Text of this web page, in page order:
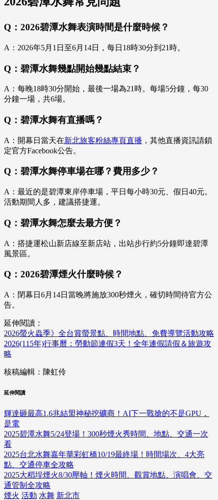
Q：2026碧潭水舞表演時間是什麼時候？
A：2026年5月1日至6月14日，每日18時30分到21時。
Q：碧潭水舞幾點開始幾點結束？
A：每晚18時30分開始，最後一場為21時。每場5分鐘，每30
分鐘一場，共6場。
Q：碧潭水舞有直播嗎？
A：開幕日當天在新北旅客粉絲專頁直播 ，其他直播資訊請鎖
定官方Facebook公告。
Q：碧潭水舞停車場在哪？費用多少？
A：最近的是碧潭東岸停車場，平日每小時30元、假日40元。
活動期間人多，建議搭捷運。
Q：碧潭水舞怎麼去最方便？
A：搭捷運松山新店線至新店站，出站步行約5分鐘即達碧潭
風景區。
Q：2026碧潭煙火什麼時候？
A：閉幕日6月14日當晚將施放300秒煙火，確切時間待官方公
告。
延伸閱讀：
2026螢火蟲季》全台賞螢景點、時間地點、免費導覽活動攻略
2026(115年)行事曆：勞動節連假3天！全年連假請假＆旅遊攻
略
核稿編輯：陳虹伶
延伸閱讀
輝達砸最高1.6兆結盟神秘挖礦商！AI下一戰搶的不是GPU，
是電
2025碧潭水舞5/24登場！300秒煙火秀時間、地點、交通一次
看
2025台北水舞嘉年華彩虹橋10/19最終場！時間場次、4大亮
點、交通停車全攻略
2025大稻埕煙火8/30壓軸！煙火時間、觀賞地點、演唱會、交
通管制全攻略
煙火 活動 水舞 新北市